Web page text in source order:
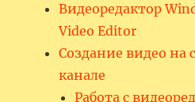
Видеоредактор
Video Editor
Создание видео на
канале
Работа с